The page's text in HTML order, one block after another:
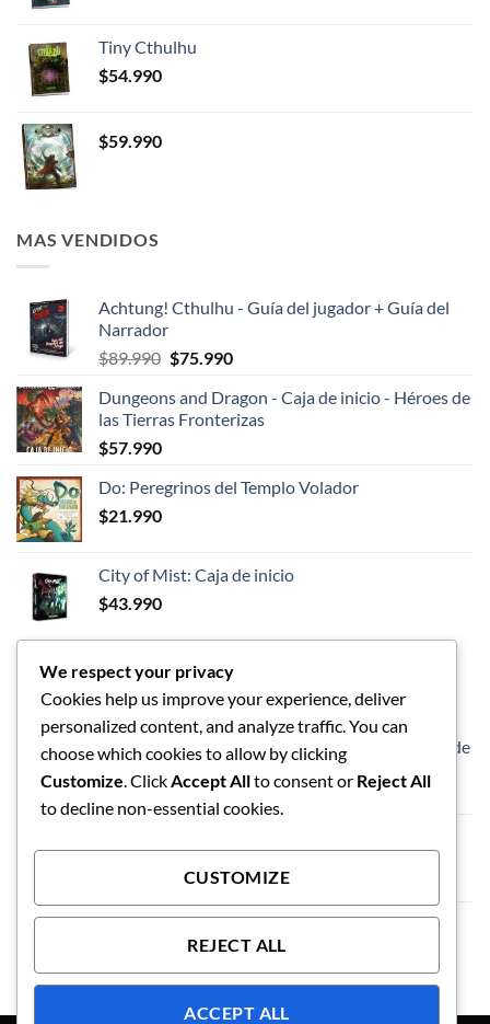
Tiny Cthulhu
$54.990
$59.990
MAS VENDIDOS
Achtung! Cthulhu - Guía del jugador + Guía del
Narrador
$89.990 El
original
era:
$75.990El
actual
es:
Dungeons and Dragon - Caja de inicio - Héroes de
las Tierras Fronterizas
$57.990
Do: Peregrinos del Templo Volador
$21.990
City of Mist: Caja de inicio
$43.990
LOS MEJORES
Dungeons and Dragon - Caja de inicio - Héroes de
Exploding Kittens El Juego de Tablero
We respect your privacy
Cookies help us improve your experience, deliver
personalized content, and analyze traffic. You can
choose which cookies to allow by clicking
Customize. ClickAccept Allto consent or Reject All
to decline non-essential cookies.
CUSTOMIZE
REJECT ALL
ACCEPT ALL